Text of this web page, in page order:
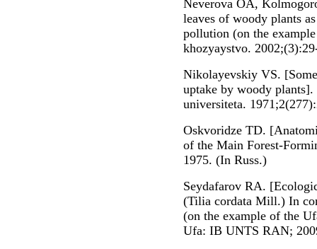
Neverova OA,
leaves of woody plants
pollution (on the
khozyaystvo.
Nikolayevskiy VS.
uptake by woody
universiteta.
Oskvoridze TD.
of the Main Forest-
1975. (In Russ.)
Seydafarov RA.
(Tilia cordata Mill.) In
(on the example of the
Ufa: IB UNTS RAN;